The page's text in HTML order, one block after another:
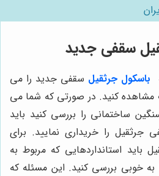
سقفی جدید
باسکول جرثقیل سقفی جدید را می
مشاهده کنید. در صورتی که شما می
ساختمانی را بررسی کنید باید
را خریداری نمایید. برای
باید استانداردهایی که مربوط به
خوبی بررسی کنید. این مسئله که